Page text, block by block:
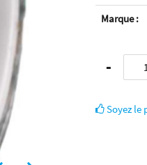
Marque :
-
Soyez le